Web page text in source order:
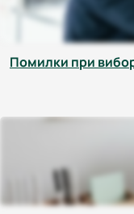
Помилки при